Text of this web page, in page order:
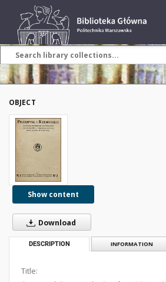
OBJECT
Show content
Download
DESCRIPTION INFORMATION
Title: